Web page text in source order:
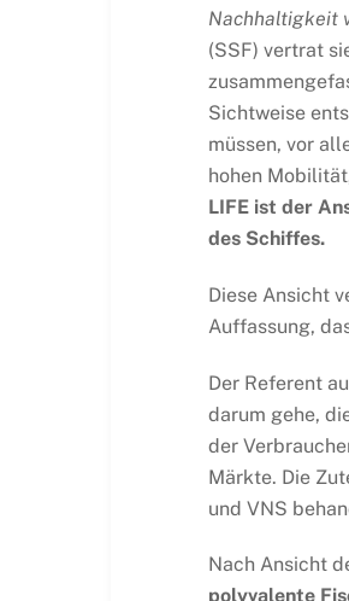
Nachhaltigkeit
(SSF) vertrat
Sichtweise
müssen, vor
hohen
LIFE ist der
des Schiffes.
Diese Ansicht
Auffassung,
Der Referent
darum gehe,
der
Märkte. Die
und VNS
Nach Ansicht
polyvalente